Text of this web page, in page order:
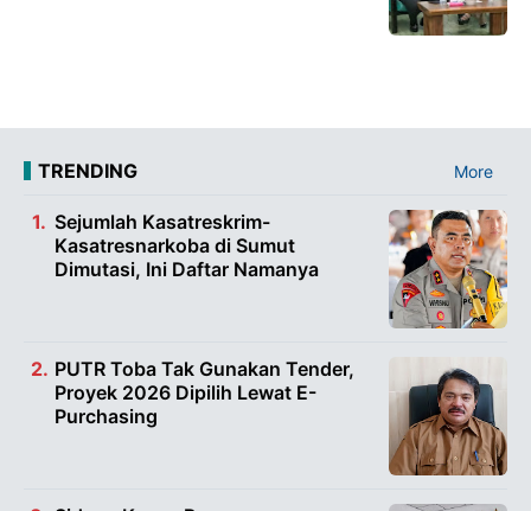
TRENDING More
Sejumlah Kasatreskrim-
Kasatresnarkoba di Sumut
Dimutasi, Ini Daftar Namanya
PUTR Toba Tak Gunakan Tender,
Proyek 2026 Dipilih Lewat E-
Purchasing